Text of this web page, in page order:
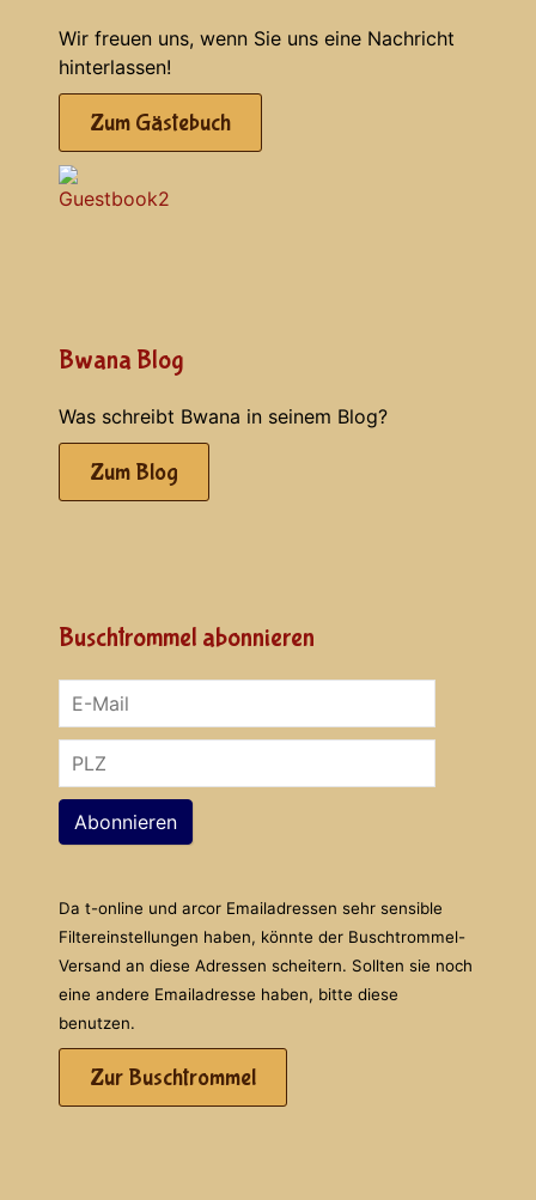
Wir freuen uns, wenn Sie uns eine Nachricht
hinterlassen!
Zum Gästebuch
Bwana Blog
Was schreibt Bwana in seinem Blog?
Zum Blog
Buschtrommel abonnieren
Abonnieren
Da t-online und arcor Emailadressen sehr sensible
Filtereinstellungen haben, könnte der Buschtrommel-
Versand an diese Adressen scheitern. Sollten sie noch
eine andere Emailadresse haben, bitte diese
benutzen.
Zur Buschtrommel